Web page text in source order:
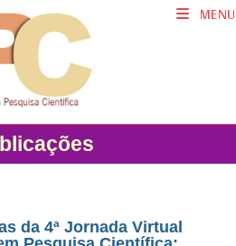
MENU
da 4ª Jornada Virtual